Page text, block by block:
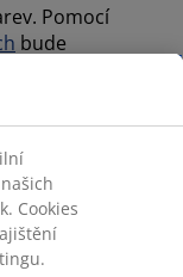
Pomocí
bude
Cookies